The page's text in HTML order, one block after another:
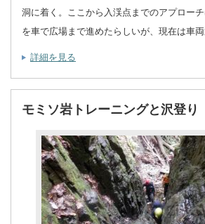
洞に着く。ここから入渓点までのアプロー
を車で広場まで進めたらしいが、現在は車
詳細を見る
モミソ岩トレーニングと沢登り